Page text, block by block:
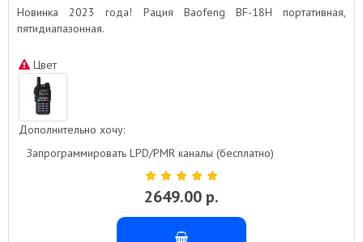
Новинка 2023 года! Рация Baofeng BF-18H портативная,
пятидиапазонная.
Цвет
Дополнительно хочу:
Запрограммировать LPD/PMR каналы (бесплатно)
2649.00 р.